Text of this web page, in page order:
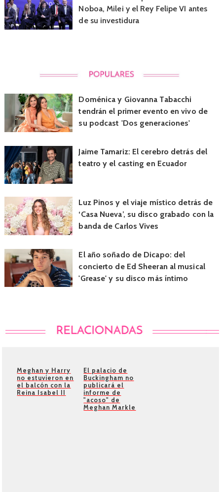
Noboa, Milei y el Rey Felipe VI antes
de su investidura
Doménica y Giovanna Tabacchi
tendrán el primer evento en vivo de
su podcast 'Dos generaciones'
Jaime Tamariz: El cerebro detrás del
teatro y el casting en Ecuador
Luz Pinos y el viaje místico detrás de
‘Casa Nueva’, su disco grabado con la
banda de Carlos Vives
El año soñado de Dicapo: del
concierto de Ed Sheeran al musical
'Grease' y su disco más íntimo
Meghan y Harry
no estuvieron en
el balcón con la
Reina Isabel II
El palacio de
Buckingham no
publicará el
informe de
"acoso" de
Meghan Markle